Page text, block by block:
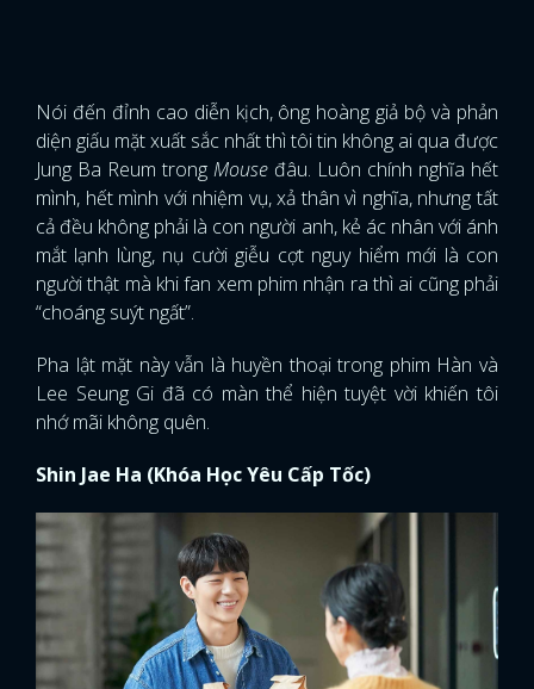
Nói đến đỉnh cao diễn kịch, ông hoàng giả bộ và phản
diện giấu mặt xuất sắc nhất thì tôi tin không ai qua được
Jung Ba Reum trong Mouse đâu. Luôn chính nghĩa hết
mình, hết mình với nhiệm vụ, xả thân vì nghĩa, nhưng tất
cả đều không phải là con người anh, kẻ ác nhân với ánh
mắt lạnh lùng, nụ cười giễu cợt nguy hiểm mới là con
người thật mà khi fan xem phim nhận ra thì ai cũng phải
“choáng suýt ngất”.
Pha lật mặt này vẫn là huyền thoại trong phim Hàn và
Lee Seung Gi đã có màn thể hiện tuyệt vời khiến tôi
nhớ mãi không quên.
Shin Jae Ha (Khóa Học Yêu Cấp Tốc)